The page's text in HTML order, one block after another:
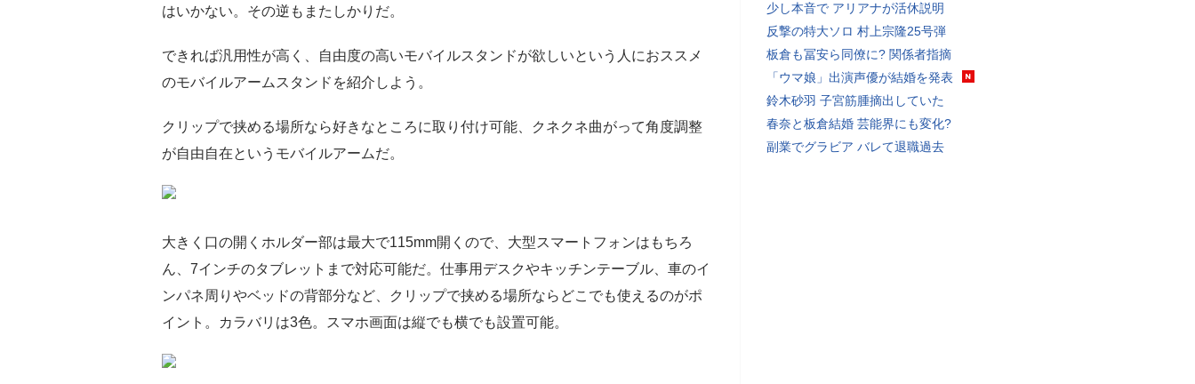
はいかない。その逆もまたしかりだ。
できれば汎用性が高く、自由度の高いモバイルスタンドが欲しいという人におススメ
のモバイルアームスタンドを紹介しよう。
クリップで挟める場所なら好きなところに取り付け可能、クネクネ曲がって角度調整
が自由自在というモバイルアームだ。
大きく口の開くホルダー部は最大で115mm開くので、大型スマートフォンはもちろ
ん、7インチのタブレットまで対応可能だ。仕事用デスクやキッチンテーブル、車のイ
ンパネ周りやベッドの背部分など、クリップで挟める場所ならどこでも使えるのがポ
イント。カラバリは3色。スマホ画面は縦でも横でも設置可能。
少し本音で アリアナが活休説明
反撃の特大ソロ 村上宗隆25号弾
板倉も冨安ら同僚に? 関係者指摘
「ウマ娘」出演声優が結婚を発表
鈴木砂羽 子宮筋腫摘出していた
春奈と板倉結婚 芸能界にも変化?
副業でグラビア バレて退職過去